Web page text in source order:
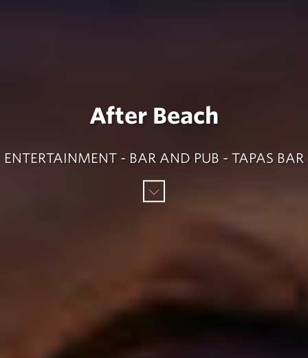
After Beach
ENTERTAINMENT - BAR AND PUB - TAPAS BAR